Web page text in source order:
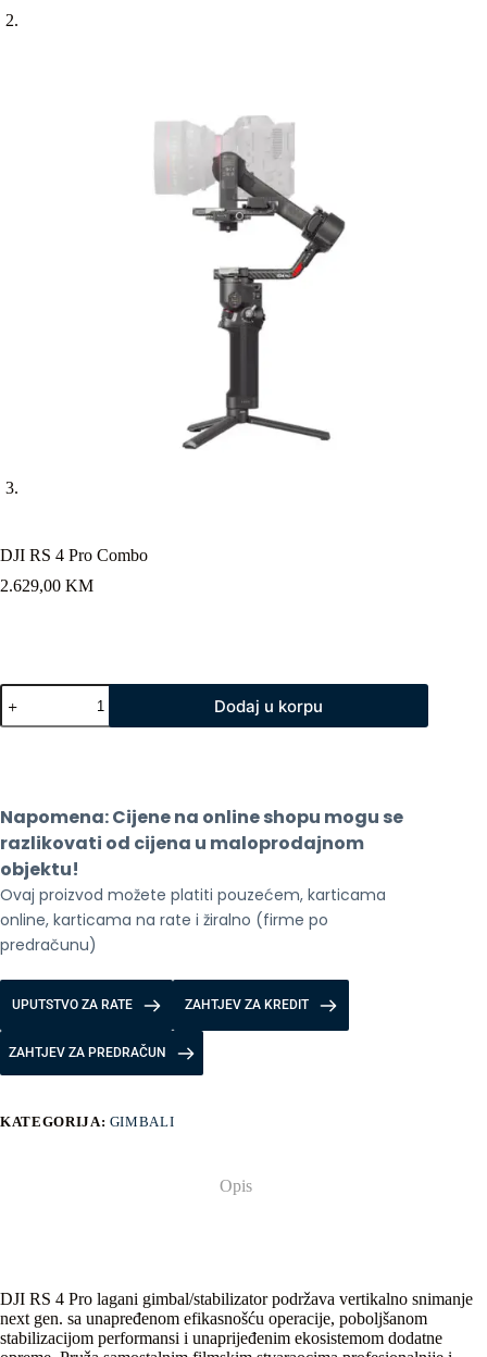
DJI RS 4 Pro Combo
2.629,00 KM
DJI
RS
4
Dodaj u korpu
Napomena: Cijene na online shopu mogu se
razlikovati od cijena u maloprodajnom
objektu!
Ovaj proizvod možete platiti pouzećem, karticama
online, karticama na rate i žiralno (firme po
predračunu)
UPUTSTVO ZA RATE ZAHTJEV ZA KREDIT
ZAHTJEV ZA PREDRAČUN
KATEGORIJA: GIMBALI
Opis
DJI RS 4 Pro lagani gimbal/stabilizator podržava vertikalno snimanje
next gen. sa unapređenom efikasnošću operacije, poboljšanom
stabilizacijom performansi i unaprijeđenim ekosistemom dodatne